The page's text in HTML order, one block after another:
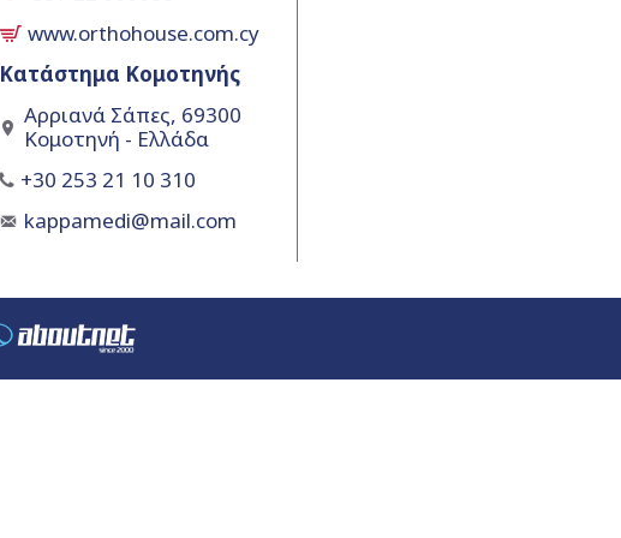
www.orthohouse.com.cy
Κατάστημα Κομοτηνής
Αρριανά Σάπες, 69300
Κομοτηνή - Ελλάδα
+30 253 21 10 310
kappamedi@mail.com